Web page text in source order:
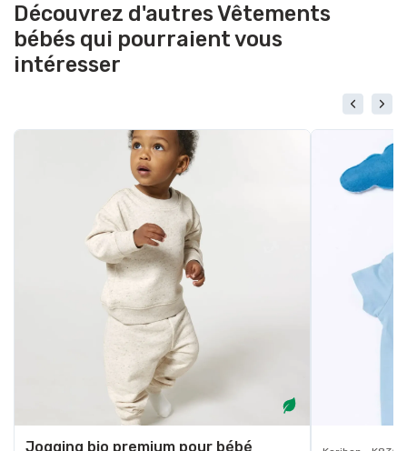
Découvrez d'autres Vêtements
bébés qui pourraient vous
intéresser
Jogging bio premium pour bébé